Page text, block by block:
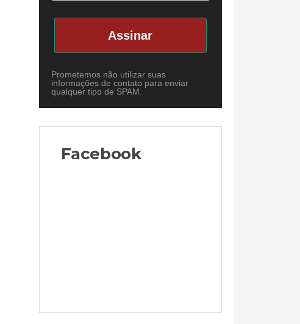
Assinar
Prometemos não utilizar suas
informações de contato para enviar
qualquer tipo de SPAM.
Facebook